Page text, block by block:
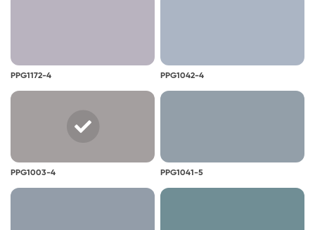
PPG1172-4 PPG1042-4
PPG1003-4 PPG1041-5